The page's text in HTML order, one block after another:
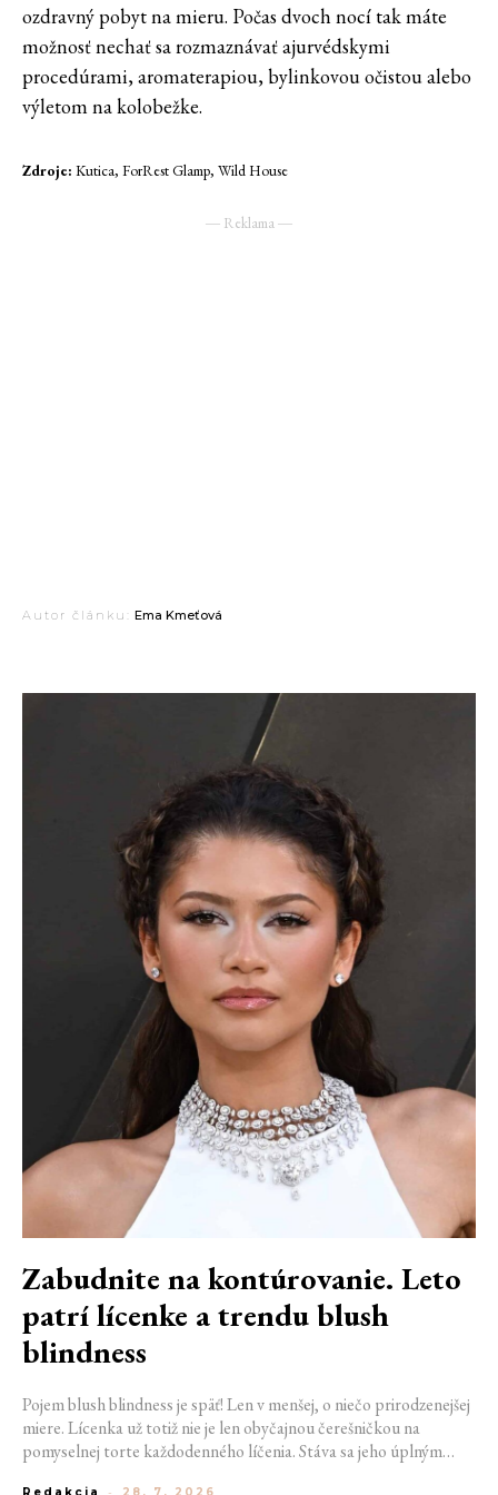
ozdravný pobyt na mieru. Počas dvoch nocí tak máte
možnosť nechať sa rozmaznávať ajurvédskymi
procedúrami, aromaterapiou, bylinkovou očistou alebo
výletom na kolobežke.
Zdroje: Kutica, ForRest Glamp, Wild House
― Reklama ―
Autor článku: Ema Kmeťová
Zabudnite na kontúrovanie. Leto
patrí lícenke a trendu blush
blindness
Pojem blush blindness je späť! Len v menšej, o niečo prirodzenejšej
miere. Lícenka už totiž nie je len obyčajnou čerešničkou na
pomyselnej torte každodenného líčenia. Stáva sa jeho úplným
Redakcia - 28. 7. 2026